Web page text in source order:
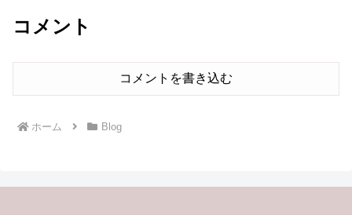
コメント
コメントを書き込む
ホーム Blog